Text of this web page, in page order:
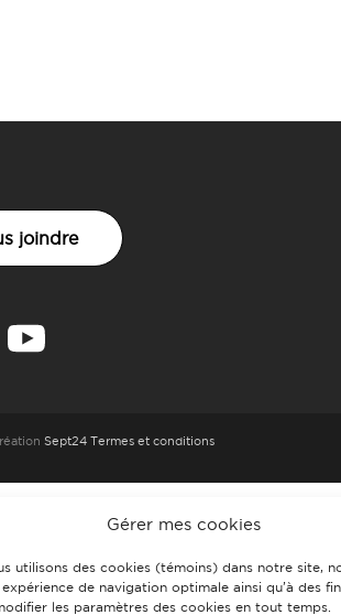
Gérer mes cookies
utilisons des cookies (témoins) dans notre site,
de navigation optimale ainsi qu’à des
les paramètres des cookies en tout temps.
joindre
Sept24 Termes et conditions